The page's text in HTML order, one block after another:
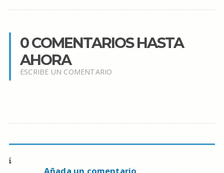
0 COMENTARIOS HASTA
AHORA
ESCRIBE UN COMENTARIO